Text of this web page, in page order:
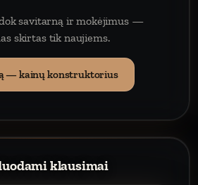
savitarną ir mokėjimus —
skirtas tik naujiems.
— kainų konstruktorius
klausimai